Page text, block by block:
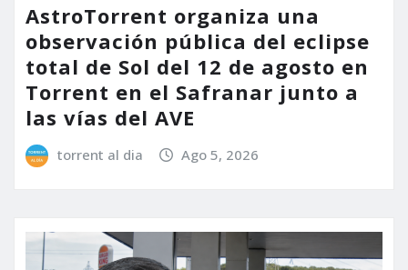
AstroTorrent organiza una
observación pública del eclipse
total de Sol del 12 de agosto en
Torrent en el Safranar junto a
las vías del AVE
torrent al dia Ago 5, 2026